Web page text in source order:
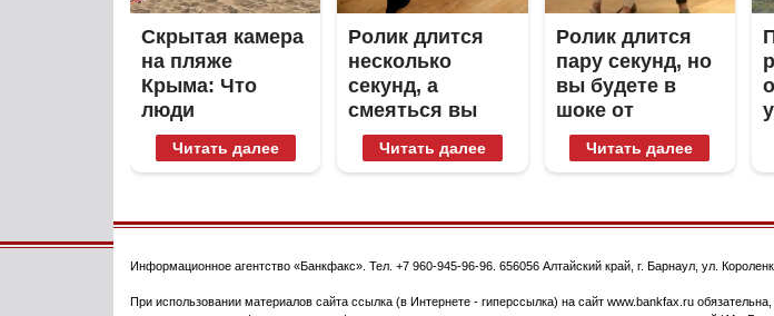
Скрытая камера
на пляже
Крыма: Что
люди
вытворяют,
когда их не
Читать далее
Ролик длится
несколько
секунд, а
смеяться вы
будете долго
Читать далее
Ролик длится
пару секунд, но
вы будете в
шоке от
увиденного
Читать далее
Информационное агентство «Банкфакс» . Тел. +7 960-945-96-96 656056 Алтайский край, г. Барнаул ул.
При использовании материалов сайта ссылка (в Интернете - гиперссылка) на сайт www.bankfax.ru